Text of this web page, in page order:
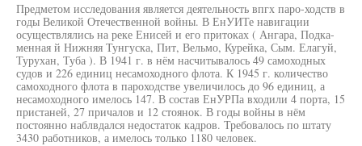
Предметом исследования является деятельность впгх паро-ходств в
годы Великой Отечественной войны. В ЕнУИТе навигации
осуществлялись на реке Енисей и его притоках ( Ангара, Подка-
менная й Нижняя Тунгуска, Пит, Вельмо, Курейка, Сым. Елагуй,
Турухан, Туба ). В 1941 г. в нём насчитывалось 49 самоходных
судов и 226 единиц несамоходного флота. К 1945 г. количество
самоходного флота в пароходстве увеличилось до 96 единиц, а
несамоходного имелось 147. В состав ЕнУРПа входили 4 порта, 15
пристаней, 27 причалов и 12 стоянок. В годы войны в нём
постоянно наблвдался недостаток кадров. Требовалось по штату
3430 работников, а имелось только 1180 человек.